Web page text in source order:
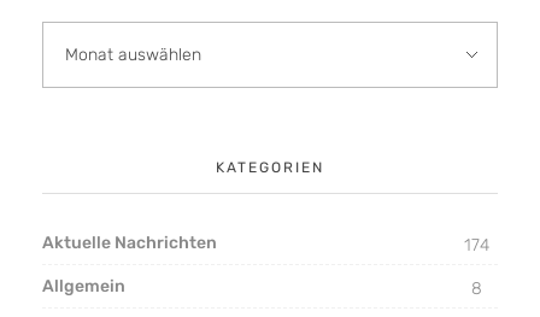
KATEGORIEN
Aktuelle Nachrichten
174
Allgemein
8